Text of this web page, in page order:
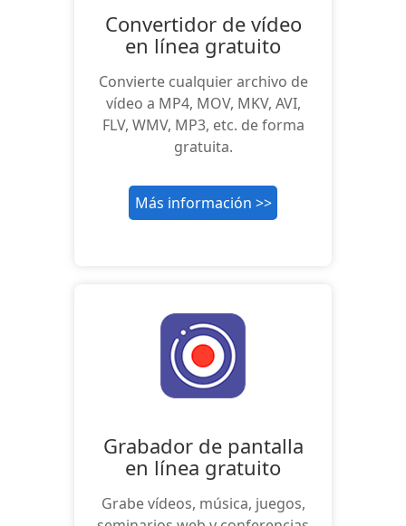
Convertidor de vídeo
en línea gratuito
Convierte cualquier archivo de
vídeo a MP4, MOV, MKV, AVI,
FLV, WMV, MP3, etc. de forma
gratuita.
Más información >>
Grabador de pantalla
en línea gratuito
Grabe vídeos, música, juegos,